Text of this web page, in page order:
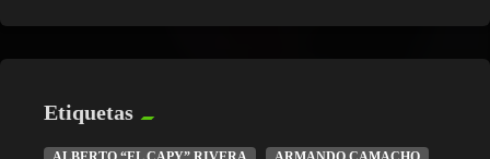
Etiquetas